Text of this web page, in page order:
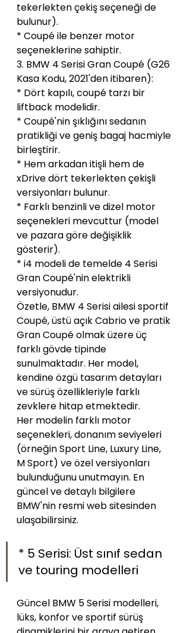
tekerlekten çekiş seçeneği de
bulunur).
* Coupé ile benzer motor
seçeneklerine sahiptir.
3. BMW 4 Serisi Gran Coupé (G26
Kasa Kodu, 2021'den itibaren):
* Dört kapılı, coupé tarzı bir
liftback modelidir.
* Coupé'nin şıklığını sedanın
pratikliği ve geniş bagaj hacmiyle
birleştirir.
* Hem arkadan itişli hem de
xDrive dört tekerlekten çekişli
versiyonları bulunur.
* Farklı benzinli ve dizel motor
seçenekleri mevcuttur (model
ve pazara göre değişiklik
gösterir).
* i4 modeli de temelde 4 Serisi
Gran Coupé'nin elektrikli
versiyonudur.
Özetle, BMW 4 Serisi ailesi sportif
Coupé, üstü açık Cabrio ve pratik
Gran Coupé olmak üzere üç
farklı gövde tipinde
sunulmaktadır. Her model,
kendine özgü tasarım detayları
ve sürüş özellikleriyle farklı
zevklere hitap etmektedir.
Her modelin farklı motor
seçenekleri, donanım seviyeleri
(örneğin Sport Line, Luxury Line,
M Sport) ve özel versiyonları
bulunduğunu unutmayın. En
güncel ve detaylı bilgilere
BMW'nin resmi web sitesinden
ulaşabilirsiniz.
* 5 Serisi: Üst sınıf sedan
ve touring modelleri
Güncel BMW 5 Serisi modelleri,
lüks, konfor ve sportif sürüş